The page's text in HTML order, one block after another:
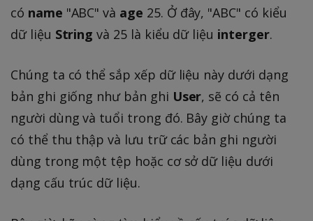
có name "ABC" và age 25. Ở đây, "ABC" có kiểu
dữ liệu String và 25 là kiểu dữ liệu interger.
Chúng ta có thể sắp xếp dữ liệu này dưới dạng
bản ghi giống như bản ghi User, sẽ có cả tên
người dùng và tuổi trong đó. Bây giờ chúng ta
có thể thu thập và lưu trữ các bản ghi người
dùng trong một tệp hoặc cơ sở dữ liệu dưới
dạng cấu trúc dữ liệu.